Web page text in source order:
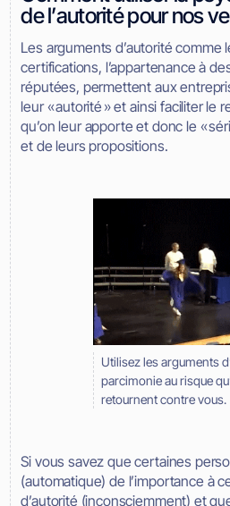
de l’autorité pour nos
Les arguments d’autorité comme
certifications, l’appartenance à
réputées, permettent aux
leur « autorité » et ainsi faciliter le
qu’on leur apporte et donc le «
et de leurs propositions.
Utilisez les arguments
parcimonie au risque
retournent contre vous.
Si vous savez que certaines
(automatique) de l’importance à
d’autorité (inconsciemment) et